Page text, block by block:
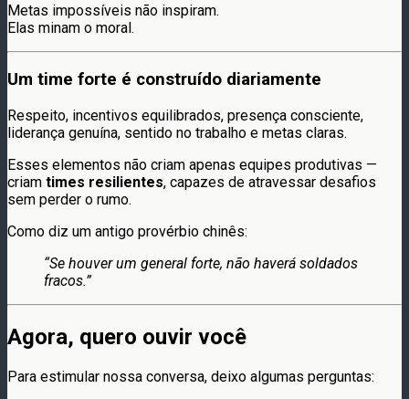
Metas impossíveis não inspiram.
Elas minam o moral.
Um time forte é construído diariamente
Respeito, incentivos equilibrados, presença consciente,
liderança genuína, sentido no trabalho e metas claras.
Esses elementos não criam apenas equipes produtivas —
criam times resilientes, capazes de atravessar desafios
sem perder o rumo.
Como diz um antigo provérbio chinês:
“Se houver um general forte, não haverá soldados
fracos.”
Agora, quero ouvir você
Para estimular nossa conversa, deixo algumas perguntas: